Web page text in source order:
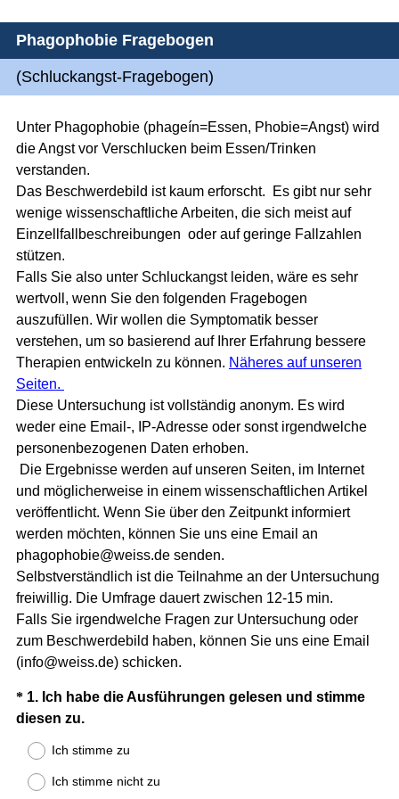
Phagophobie Fragebogen
(Schluckangst-Fragebogen)
Unter Phagophobie (phageín=Essen, Phobie=Angst) wird
die Angst vor Verschlucken beim Essen/Trinken
verstanden.
Das Beschwerdebild ist kaum erforscht. Es gibt nur sehr
wenige wissenschaftliche Arbeiten, die sich meist auf
Einzellfallbeschreibungen oder auf geringe Fallzahlen
stützen.
Falls Sie also unter Schluckangst leiden, wäre es sehr
wertvoll, wenn Sie den folgenden Fragebogen
auszufüllen. Wir wollen die Symptomatik besser
verstehen, um so basierend auf Ihrer Erfahrung bessere
Therapien entwickeln zu können. Näheres auf unseren
Seiten.
Diese Untersuchung ist vollständig anonym. Es wird
weder eine Email-, IP-Adresse oder sonst irgendwelche
personenbezogenen Daten erhoben.
Die Ergebnisse werden auf unseren Seiten, im Internet
und möglicherweise in einem wissenschaftlichen Artikel
veröffentlicht. Wenn Sie über den Zeitpunkt informiert
werden möchten, können Sie uns eine Email an
phagophobie@weiss.de senden.
Selbstverständlich ist die Teilnahme an der Untersuchung
freiwillig. Die Umfrage dauert zwischen 12-15 min.
Falls Sie irgendwelche Fragen zur Untersuchung oder
zum Beschwerdebild haben, können Sie uns eine Email
(info@weiss.de) schicken.
Question
Title
* 1. Ich habe die Ausführungen gelesen und stimme
diesen zu.
f
Ich stimme zu
Ich stimme nicht zu